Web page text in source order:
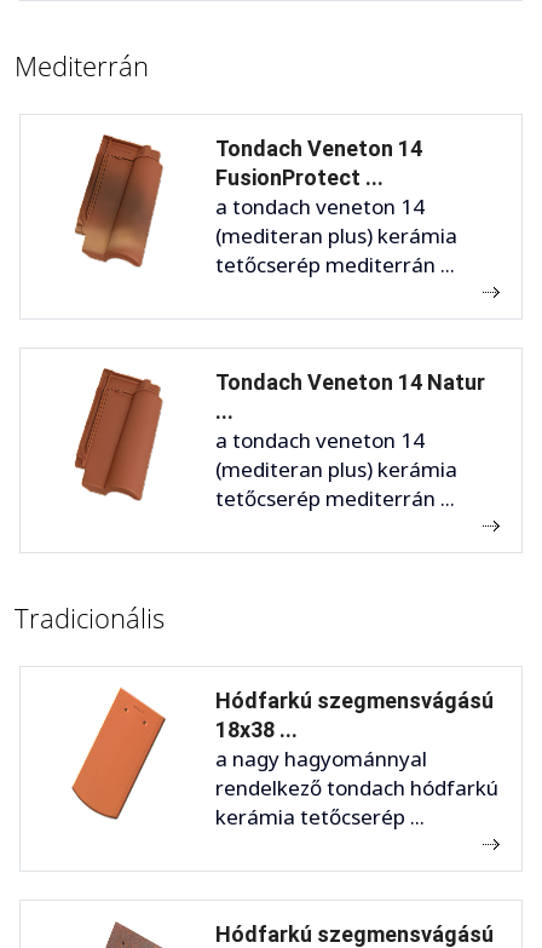
Mediterrán
Tondach Veneton 14
FusionProtect ...
a tondach veneton 14
(mediteran plus) kerámia
tetőcserép mediterrán ...
Tondach Veneton 14 Natur
...
a tondach veneton 14
(mediteran plus) kerámia
tetőcserép mediterrán ...
Tradicionális
Hódfarkú szegmensvágású
18x38 ...
a nagy hagyománnyal
rendelkező tondach hódfarkú
kerámia tetőcserép ...
Hódfarkú szegmensvágású